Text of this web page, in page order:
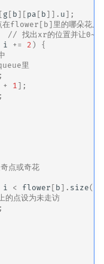
g [ b ][ pa [ b ]]. u ];
flower[b]里的哪朵花上
// 找出xr的位置并让0~pr
i += 2 )
{
里
+ 1 ];
;
点或奇花
i < flower [ b ]. size();
的点设为未走访